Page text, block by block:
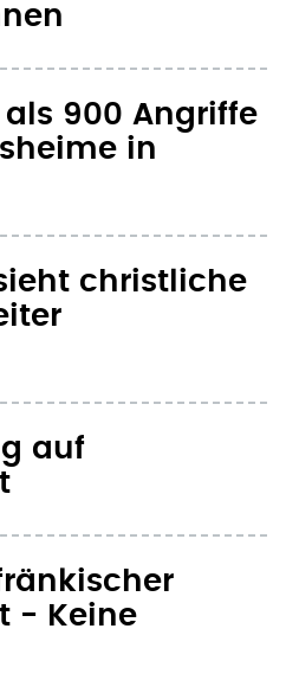
900 Angriffe
in
christliche
auf
- Keine